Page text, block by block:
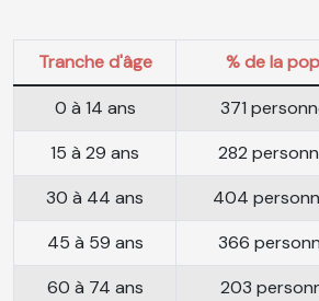
Tranche d'âge
% de la
0 à 14 ans
371
15 à 29 ans
282
30 à 44 ans
404
45 à 59 ans
366
60 à 74 ans
203